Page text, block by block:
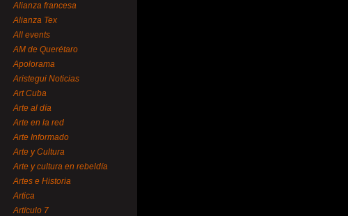
Alianza francesa
Alianza Tex
All events
AM de Querétaro
Apolorama
Aristegui Noticias
Art Cuba
Arte al día
Arte en la red
Arte Informado
Arte y Cultura
Arte y cultura en rebeldía
Artes e Historia
Artica
Artículo 7